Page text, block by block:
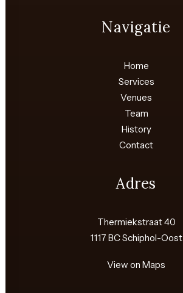
Navigatie
Home
Services
Venues
Team
History
Contact
Adres
Thermiekstraat 40
1117 BC Schiphol-Oost
View on Maps